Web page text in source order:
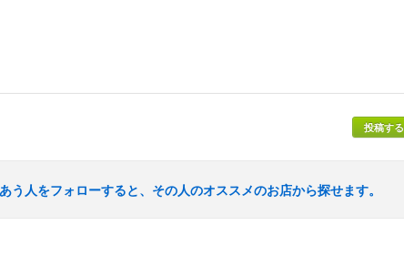
投稿する
う人をフォローすると、その人のオススメのお店から探せます。